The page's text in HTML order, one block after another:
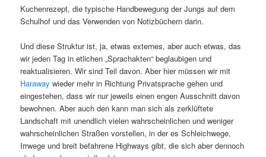
Kuchenrezept, die typische Handbewegung der Jungs auf dem
Schulhof und das Verwenden von Notizbüchern darin.
Und diese Struktur ist, ja, etwas externes, aber auch etwas, das
wir jeden Tag in etlichen „Sprachakten“ beglaubigen und
reaktualisieren. Wir sind Teil davon. Aber hier müssen wir mit
Haraway wieder mehr in Richtung Privatsprache gehen und
eingestehen, dass wir nur jeweils einen engen Ausschnitt davon
bewohnen. Aber auch den kann man sich als zerklüftete
Landschaft mit unendlich vielen wahrscheinlichen und weniger
wahrscheinlichen Straßen vorstellen, in der es Schleichwege,
Irrwege und breit befahrene Highways gibt, die sich aber dennoch